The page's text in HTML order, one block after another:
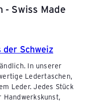
- Swiss Made
Schweiz
In unserer
Ledertaschen,
Leder. Jedes Stück